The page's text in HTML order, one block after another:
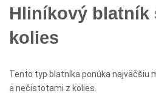
Hliníkový blatník
kolies
Tento typ blatníka ponúka najväčšiu
a nečistotami z kolies.